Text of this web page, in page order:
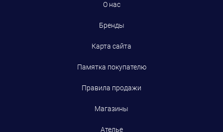
О нас
Бренды
Карта сайта
Памятка покупателю
Правила продажи
Магазины
Ателье